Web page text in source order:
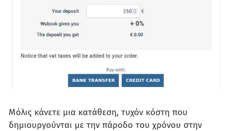
Μόλις κάνετε μια κατάθεση, τυχόν κόστη που
δημιουργούνται με την πάροδο του χρόνου στην